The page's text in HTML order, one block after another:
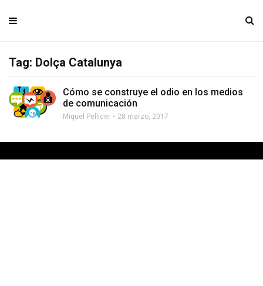
Tag: Dolça Catalunya
Cómo se construye el odio en los medios
de comunicación
Miquel Pellicer 28 marzo, 2017